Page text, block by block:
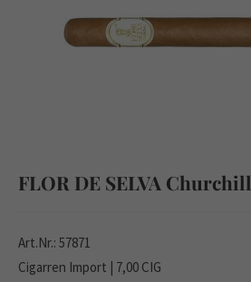
FLOR DE SELVA Churchill
Art.Nr.: 57871
Cigarren Import | 7,00 CIG